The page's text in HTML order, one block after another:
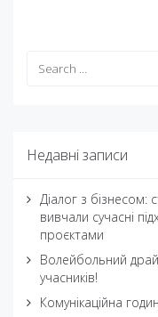
Недавні записи
Діалог з бізнесом:
вивчали сучасні
проєктами
Волейбольний
учасників!
Комунікаційна